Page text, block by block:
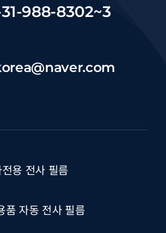
988-8302~3
용 전사 필름
품 자동 전사 필름